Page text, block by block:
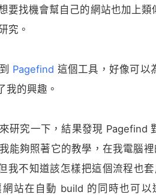
要找機會幫自己的網站也加上類
究。
Pagefind 這個工具，好像可以
我的興趣。
研究一下，結果發現 Pagefind
能夠照著它的教學，在我電腦
我不知道該怎樣把這個流程也
站在自動 build 的同時也可以